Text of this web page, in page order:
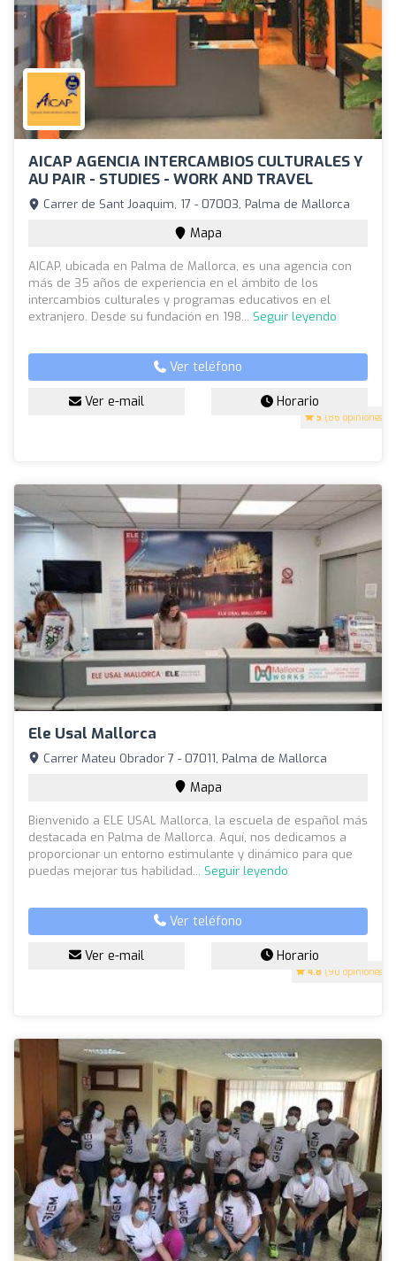
AICAP AGENCIA INTERCAMBIOS CULTURALES Y
AU PAIR - STUDIES - WORK AND TRAVEL
5 (86 opiniones)
Carrer de Sant Joaquim, 17 - 07003, Palma de Mallorca
Mapa
AICAP, ubicada en Palma de Mallorca, es una agencia con
más de 35 años de experiencia en el ámbito de los
intercambios culturales y programas educativos en el
extranjero. Desde su fundación en 198... Seguir leyendo
Ver teléfono
Ver e-mail Horario
Ele Usal Mallorca
4.8 (90 opiniones)
Carrer Mateu Obrador 7 - 07011, Palma de Mallorca
Mapa
Bienvenido a ELE USAL Mallorca, la escuela de español más
destacada en Palma de Mallorca. Aquí, nos dedicamos a
proporcionar un entorno estimulante y dinámico para que
puedas mejorar tus habilidad... Seguir leyendo
Ver teléfono
Ver e-mail Horario